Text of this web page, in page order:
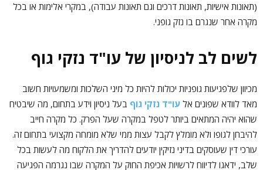
(תאונות אישיות, תאונות דרכים וגם תאונות עבודה), במקרי אלימות או בכל
מקרה אחר שנגרם בו נזק גופני.
לשים לב לניסיון של עו"ד נזקי גוף
מכיוון שלפגיעות גופניות יכולות להיות כל מיני השלכות ומשמעויות חשוב
מאד לוודא שפונים אל עו"ד נזקי גוף בעל ניסיון וידע בתחום, מה שיבטיח
שהוא יהיה המתאים ביותר לטפל במקרה שעל הפרק. כל מקרה חייב
להיבחן לגופו ולא מומלץ לקבל עצות ממי שלא מומחה מקצועי בתחום זה.
עורכי דין שעוסקים בדיני נזיקין יודעים להדריך את הלקוח מה לעשות בכל
שלב, ידאגו לדיווח לרשויות אכיפת החוק על המקרה שבו נגרמה הפגיעה